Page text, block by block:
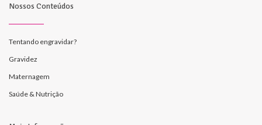
Nossos Conteúdos
Tentando engravidar?
Gravidez
Maternagem
Saúde & Nutrição